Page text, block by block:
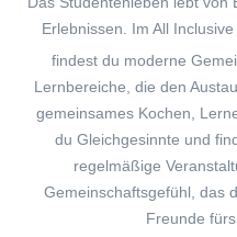
Erlebnissen. Im All
findest du moderne
Lernbereiche, die den
gemeinsames Kochen,
du Gleichgesinnte und
regelmäßige
Gemeinschaftsgefühl, das
Freunde